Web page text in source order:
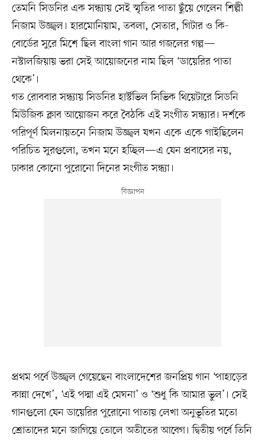
তেমনি সিডনির এক সন্ধ্যায় সেই স্মৃতির পাতা ছুঁয়ে গেলেন শিল্পী
নিজাম উজ্জ্বল। হারমোনিয়াম, তবলা, সেতার, গিটার ও কি-
বোর্ডের সুরে মিশে ছিল বাংলা গান আর গজলের গল্প—
নস্টালজিয়ায় ভরা সেই আয়োজনের নাম ছিল ‘ডায়েরির পাতা
থেকে’।
গত রোববার সন্ধ্যায় সিডনির হার্স্টভিল সিভিক থিয়েটারে সিডনি
মিউজিক ক্লাব আয়োজন করে বৈঠকি এই সংগীত সন্ধ্যার। দর্শকে
পরিপূর্ণ মিলনায়তনে নিজাম উজ্জ্বল যখন একে একে গাইছিলেন
পরিচিত সুরগুলো, তখন মনে হচ্ছিল—এ যেন প্রবাসের নয়,
ঢাকার কোনো পুরোনো দিনের সংগীত সন্ধ্যা।
প্রথম পর্বে উজ্জ্বল গেয়েছেন বাংলাদেশের জনপ্রিয় গান ‘পাহাড়ের
কান্না দেখে’, ‘এই পদ্মা এই মেঘনা’ ও ‘শুধু কি আমার ভুল’। সেই
গানগুলো যেন ডায়েরির পুরোনো পাতায় লেখা অনুভূতির মতো
শ্রোতাদের মনে জাগিয়ে তোলে অতীতের আবেগ। দ্বিতীয় পর্বে তিনি